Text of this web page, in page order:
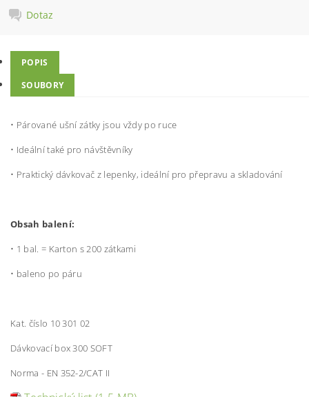
Dotaz
POPIS
SOUBORY
• Párované ušní zátky jsou vždy po ruce
• Ideální také pro návštěvníky
• Praktický dávkovač z lepenky, ideální pro přepravu a skladování
Obsah balení:
• 1 bal. = Karton s 200 zátkami
• baleno po páru
Kat. číslo 10 301 02
Dávkovací box 300 SOFT
Norma - EN 352-2/CAT II